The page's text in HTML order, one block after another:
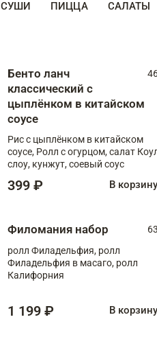
СУШИ ПИЦЦА САЛАТЫ
Бенто ланч
классический с
цыплёнком в китайском
соусе
Рис с цыплёнком в китайском
соусе, Ролл с огурцом, салат
слоу, кунжут, соевый соус
399 ₽ В корзину
Филомания набор
ролл Филадельфия, ролл
Филадельфия в масаго, ролл
Калифорния
1 199 ₽ В корзину